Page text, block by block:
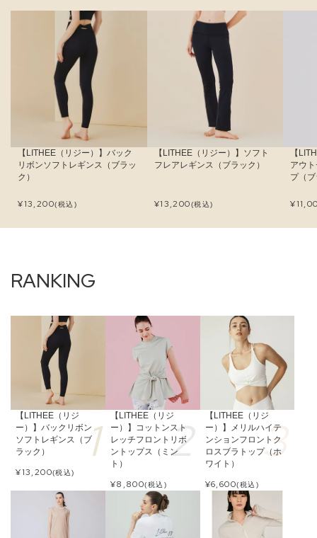
【LITHEE（リジー）】バック
リボンソフトレギンス（ブラッ
ク）
¥13,200(税込)
【LITHEE（リジー）】ソフト
フレアレギンス（ブラック）
¥13,200(税込)
【
アウ
プ（
¥
【LITHEE（リジ
ー）】バックリボン
ソフトレギンス（ブ
ラック）
¥13,200(税込)
【LITHEE（リジ
ー）】コットンスト
レッチフロントリボ
ントップス（ミン
ト）
¥8,800(税込)
【LITHEE（リジ
ー）】メリルハイテ
ンションフロントク
ロスブラトップ（ホ
ワイト）
¥6,600(税込)